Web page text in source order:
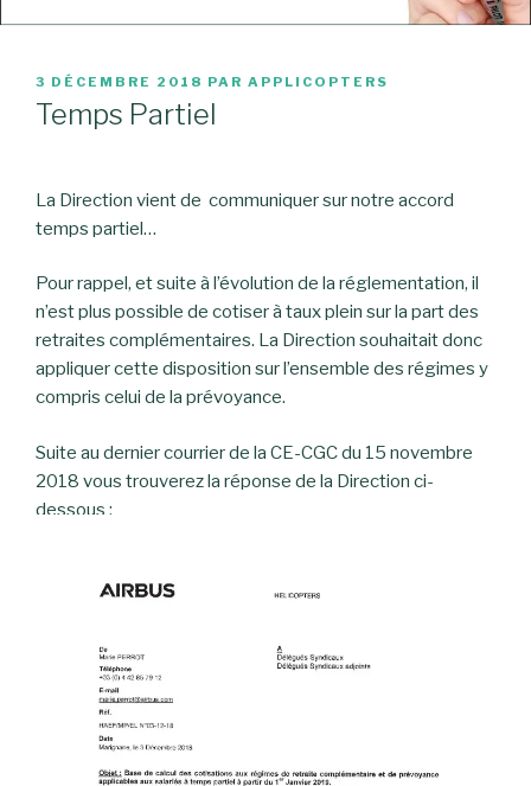
PUBLIÉ
LE
3 DÉCEMBRE 2018 PAR APPLICOPTERS
Temps Partiel
La Direction vient de communiquer sur notre accord
temps partiel…
Pour rappel, et suite à l’évolution de la réglementation, il
n’est plus possible de cotiser à taux plein sur la part des
retraites complémentaires. La Direction souhaitait donc
appliquer cette disposition sur l’ensemble des régimes y
compris celui de la prévoyance.
Suite au dernier courrier de la CE-CGC du 15 novembre
2018 vous trouverez la réponse de la Direction ci-
dessous :